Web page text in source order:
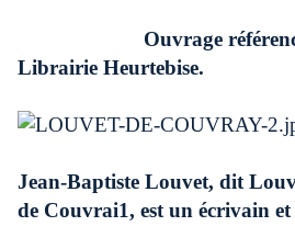
Ouvrage référencé
Librairie Heurtebise.
Jean-Baptiste Louvet, dit
de Couvrai1, est un écrivain